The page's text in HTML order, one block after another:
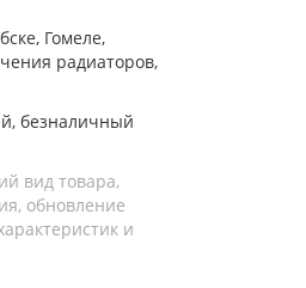
Гомеле,
радиаторов,
безналичный
вид товара,
обновление
и